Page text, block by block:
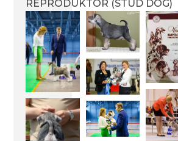
miot F 19.02.2016
miot D 06.04.2015
miot C 01.04.2015
REPRODUKTOR (STUD DOG)